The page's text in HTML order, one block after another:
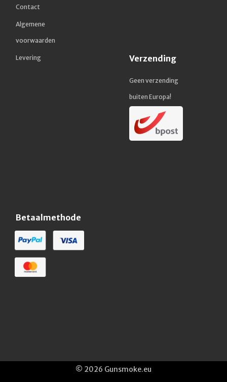
Contact
Algemene
voorwaarden
Levering Verzending
Geen verzending
buiten Europa!
Betaalmethode
© 2026 Gunsmoke.eu